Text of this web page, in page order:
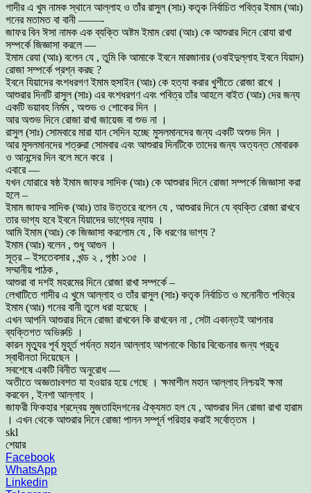
গাদীর এ খুম নামক স্থানে আল্লাহ ও তাঁর রাসুল (সাঃ) কতৃক নির্বাচিত পবিত্র ইমাম (আঃ)
গনের মতামত বা বানী ——-
জাফর বিন ঈসা নামক এক ব্যক্তি অষ্টম ইমাম রেযা (আঃ) কে আশুরার দিনে রোযা রাখা
সম্পর্কে জিজ্ঞাসা করলে —
ইমাম রেযা (আঃ) বলেন যে , তুমি কি আমাকে ইবনে মারজানার (ওবাইদুল্লাহ ইবনে যিয়াদ)
রোজা সম্পর্কে প্রশ্ন করছ ?
ইবনে যিয়াদের বংশধরগণ ইমাম হুসাইন (আঃ) কে হত্যা করার খুশীতে রোজা রাখে ।
আশুরার দিনটি রাসুল (সাঃ) এর বংশধরগণ এবং পবিত্র তাঁর আহলে বাইত (আঃ) দের জন্য
একটি ভয়াবহ নির্মম , অশুভ ও শোকের দিন ।
আর অশুভ দিনে রোজা রাখা জায়েজ বা শুভ না ।
রাসুল (সাঃ) সোমবারে মারা যান সেদিন হচ্ছে মুসলমানদের জন্য একটি অশুভ দিন ।
আর মুসলমানদের শত্রুরা সোমবার এবং আশুরার দিনটিকে তাদের জন্য অত্যন্ত মোবারক
ও আনন্দের দিন বলে মনে করে ।
এবারে —
যখন যোরারে ষষ্ঠ ইমাম জাফর সাদিক (আঃ) কে আশুরার দিনে রোজা সম্পর্কে জিজ্ঞাসা করা
হলে –
ইমাম জাফর সাদিক (আঃ) তার উত্তরে বলেন যে , আশুরার দিনে যে ব্যক্তি রোজা রাখবে
তার ভাগ্য হবে ইবনে যিয়াদের ভাগ্যের ন্যায় ।
আমি ইমাম (আঃ) কে জিজ্ঞাসা করলোম যে , কি ধরণের ভাগ্য ?
ইমাম (আঃ) বলেন , শুধু আগুন ।
সূত্র – ইসতেবসার , খন্ড ২ , পৃষ্ঠা ১৩৫ ।
সম্মানীয় পাঠক ,
আশুরা বা দশই মহরমের দিনে রোজা রাখা সম্পর্কে –
লেখাটিতে গাদীর এ খুমে আল্লাহ ও তাঁর রাসুল (সাঃ) কতৃক নির্বাচিত ও মনোনীত পবিত্র
ইমাম (আঃ) গনের বানী তুলে ধরা হয়েছে ।
এখন আপনি আশুরার দিনে রোজা রাখবেন কি রাখবেন না , সেটা একান্তই আপনার
ব্যক্তিগত অভিরুচি ।
কারন মৃত্যুর পূর্ব মুহূর্ত পর্যন্ত মহান আল্লাহ আপনাকে বিচার বিবেচনার জন্য প্রচুর
স্বাধীনতা দিয়েছেন ।
সবশেষে একটি বিনীত অনুরোধ —
অতীতে অজ্ঞতাঃবশত যা হওয়ার হয়ে গেছে । ক্ষমাশীল মহান আল্লাহ নিশ্চয়ই ক্ষমা
করবেন , ইনশা আল্লাহ ।
জাফরী ফিকহার শ্রদ্বেয় মুজতাহিদগনের ঐক্যমত হল যে , আশুরার দিন রোজা রাখা হারাম
। এখন থেকে আশুরার দিনে রোজা পালন সম্পূর্ন পরিহার করাই সর্বোত্তম ।
skl
শেয়ার
Facebook
WhatsApp
Linkedin